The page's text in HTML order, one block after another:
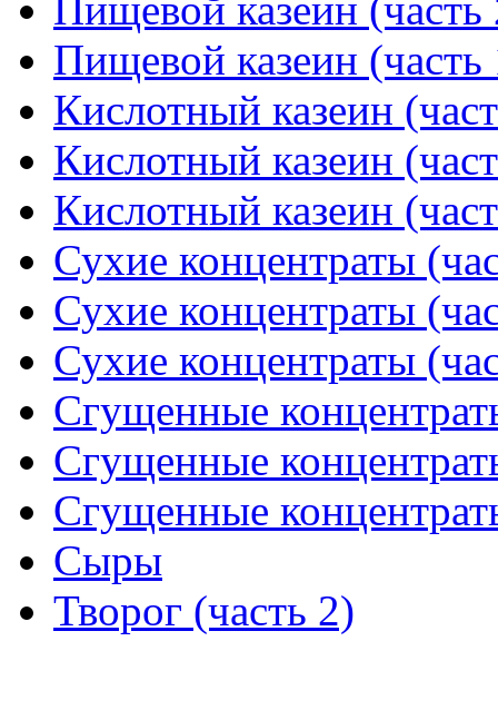
Пищевой казеин (часть
Кислотный казеин
Кислотный казеин
Кислотный казеин
Сухие концентраты
Сухие концентраты
Сухие концентраты
Сгущенные
Сгущенные
Сгущенные
Сыры
Творог (часть 2)